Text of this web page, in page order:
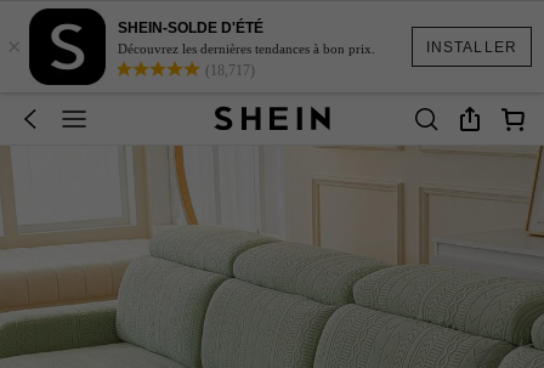
INSTALLER
×
SHEIN-SOLDE D'ÉTÉ
Découvrez les dernières tendances à bon prix.
(18,717)